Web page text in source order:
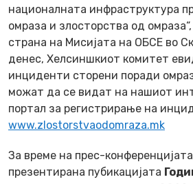
националната инфраструктура
омраза и злосторства од
страна на Мисијата на ОБСЕ во
денес, Хелсиншкиот комитет
инциденти сторени поради
можат да се видат на нашиот
портал за регистрирање на
www.zlostorstvaodomraza.mk
За време на прес-
презентиранa пубикацијата